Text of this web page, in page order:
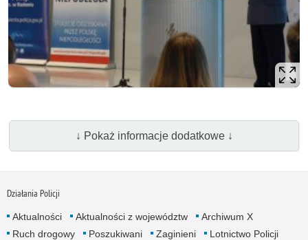
↓ Pokaż informacje dodatkowe ↓
Działania Policji
Aktualności Aktualności z województw
Archiwum X
Ruch drogowy
Poszukiwani Zaginieni
Lotnictwo Policji